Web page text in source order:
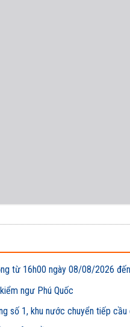
từ 16h00 ngày 08/08/2026
ngư Phú Quốc
số 1, khu nước chuyển tiếp cầu